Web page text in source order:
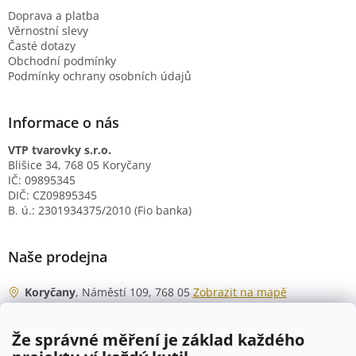
Že správné měření je základ každého
Doprava a platba
Věrnostní slevy
Časté dotazy
Obchodní podmínky
Podmínky ochrany osobních údajů
Informace o nás
VTP tvarovky s.r.o.
Blišice 34, 768 05 Koryčany
IČ: 09895345
DIČ: CZ09895345
B. ú.: 2301934375/2010 (Fio banka)
Naše prodejna
Koryčany, Náměstí 109, 768 05 Zobrazit na mapě
Po - Čt
06:00 - 07:00